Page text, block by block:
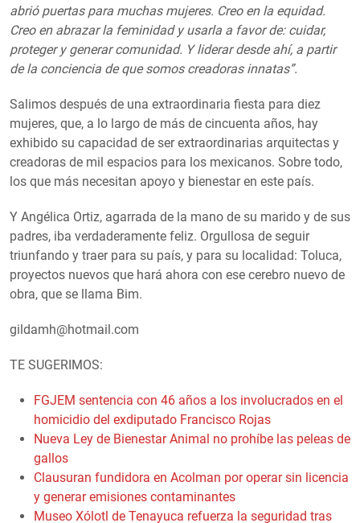
abrió puertas para muchas mujeres. Creo en la equidad.
Creo en abrazar la feminidad y usarla a favor de: cuidar,
proteger y generar comunidad. Y liderar desde ahí, a partir
de la conciencia de que somos creadoras innatas”.
Salimos después de una extraordinaria fiesta para diez
mujeres, que, a lo largo de más de cincuenta años, hay
exhibido su capacidad de ser extraordinarias arquitectas y
creadoras de mil espacios para los mexicanos. Sobre todo,
los que más necesitan apoyo y bienestar en este país.
Y Angélica Ortiz, agarrada de la mano de su marido y de sus
padres, iba verdaderamente feliz. Orgullosa de seguir
triunfando y traer para su país, y para su localidad: Toluca,
proyectos nuevos que hará ahora con ese cerebro nuevo de
obra, que se llama Bim.
gildamh@hotmail.com
TE SUGERIMOS:
FGJEM sentencia con 46 años a los involucrados en el
homicidio del exdiputado Francisco Rojas
Nueva Ley de Bienestar Animal no prohíbe las peleas de
gallos
Clausuran fundidora en Acolman por operar sin licencia
y generar emisiones contaminantes
Museo Xólotl de Tenayuca refuerza la seguridad tras